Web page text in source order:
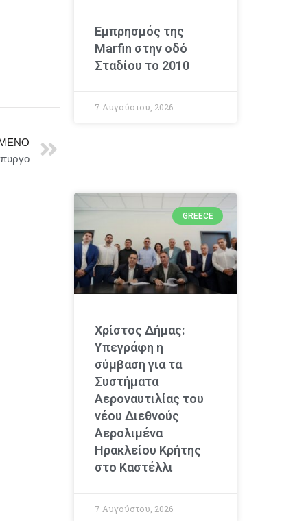
Εμπρησμός της
Marfin στην οδό
Σταδίου το 2010
7 Αυγούστου, 2026
GREECE
Χρίστος Δήμας:
Υπεγράφη η
σύμβαση για τα
Συστήματα
Αεροναυτιλίας του
νέου Διεθνούς
Αερολιμένα
Ηρακλείου Κρήτης
στο Καστέλλι
7 Αυγούστου, 2026